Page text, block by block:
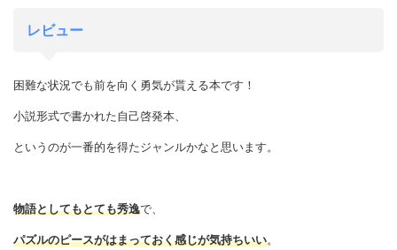
レビュー
困難な状況でも前を向く勇気が貰える本です！
小説形式で書かれた自己啓発本、
というのが一番的を得たジャンルかなと思います。
物語としてもとても秀逸で、
パズルのピースがはまっておく感じが気持ちいい。